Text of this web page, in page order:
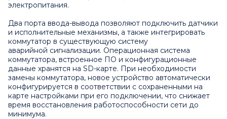
электропитания.
Два порта ввода-вывода позволяют подключить датчики
и исполнительные механизмы, а также интегрировать
коммутатор в существующую систему
аварийной сигнализации. Операционная система
коммутатора, встроенное ПО и конфигурационные
данные хранятся на SD-карте. При необходимости
замены коммутатора, новое устройство автоматически
конфигурируется в соответствии с сохраненными на
карте настройками при его подключении, что снижает
время восстановления работоспособности сети до
минимума.